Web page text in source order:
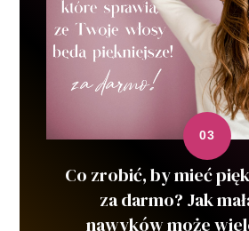
Co zrobić, by mieć
za darmo? Jak
nawyków może